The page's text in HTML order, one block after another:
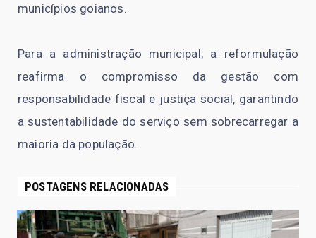
municípios goianos.
Para a administração municipal, a reformulação
reafirma o compromisso da gestão com
responsabilidade fiscal e justiça social, garantindo
a sustentabilidade do serviço sem sobrecarregar a
maioria da população.
POSTAGENS RELACIONADAS